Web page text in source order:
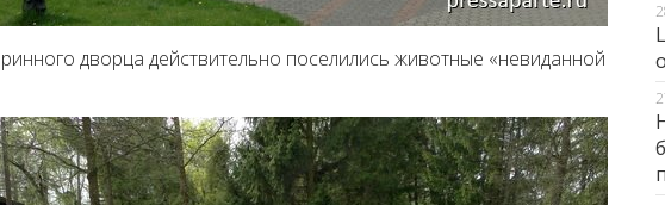
дворца действительно поселились животные «невиданной